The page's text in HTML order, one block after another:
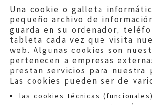
Una cookie o galleta
pequeño archivo de
guarda en su ordenador,
tableta cada vez que visita
web. Algunas cookies son
pertenecen a empresas
prestan servicios para nuestra
Las cookies pueden ser de
las cookies técnicas